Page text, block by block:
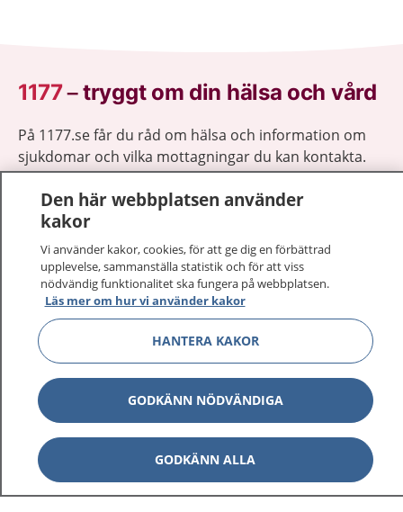
1177–tryggt om din hälsa och vård
På 1177.se får du råd om hälsa och information om
sjukdomar och vilka mottagningar du kan kontakta.
Logga in för att läsa din journal och göra dina
vårdärenden. Ring telefonnummer 1177 för
sjukvårdsrådgivning dygnet runt.
1177 ger dig råd när du vill må bättre.
1177 på flera språk Visa
Om 1177 Visa
Kontakt Visa
Den här webbplatsen använder
kakor
Vi använder kakor, cookies, för att ge dig en förbättrad
upplevelse, sammanställa statistik och för att viss
nödvändig funktionalitet ska fungera på webbplatsen.
Läs mer om hur vi använder kakor
HANTERA KAKOR
GODKÄNN NÖDVÄNDIGA
GODKÄNN ALLA